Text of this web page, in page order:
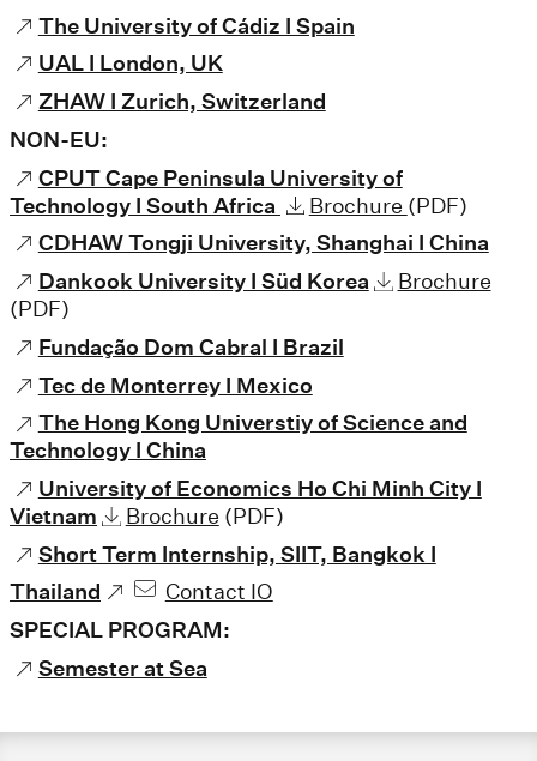
The University of Cádiz I Spain
UAL I London, UK
ZHAW I Zurich, Switzerland
NON-EU:
CPUT Cape Peninsula University of
Technology I South Africa
Brochure (PDF)
CDHAW Tongji University, Shanghai I China
Dankook University I Süd Korea
Brochure
(PDF)
Fundação Dom Cabral I Brazil
Tec de Monterrey I Mexico
The Hong Kong Universtiy of Science and
Technology I China
University of Economics Ho Chi Minh City I
Vietnam
Brochure (PDF)
Short Term Internship, SIIT, Bangkok I
Thailand
Contact IO
SPECIAL PROGRAM:
Semester at Sea